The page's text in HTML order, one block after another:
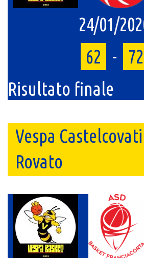
24/01/
62
-
72
Risultato finale
Vespa
Rovato